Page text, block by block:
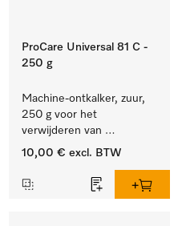
ProCare Universal 81 C -
250 g
Machine-ontkalker, zuur,
250 g voor het
verwijderen van
hardnekkige kalkaanslag.
10,00 € excl. BTW